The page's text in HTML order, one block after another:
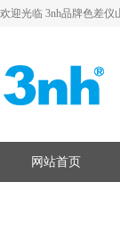
欢迎光临 3nh品牌色差仪
网站首页